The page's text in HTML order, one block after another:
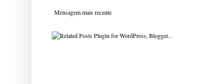
Mensagem mais recente